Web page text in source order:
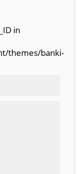
in
themes/banki-